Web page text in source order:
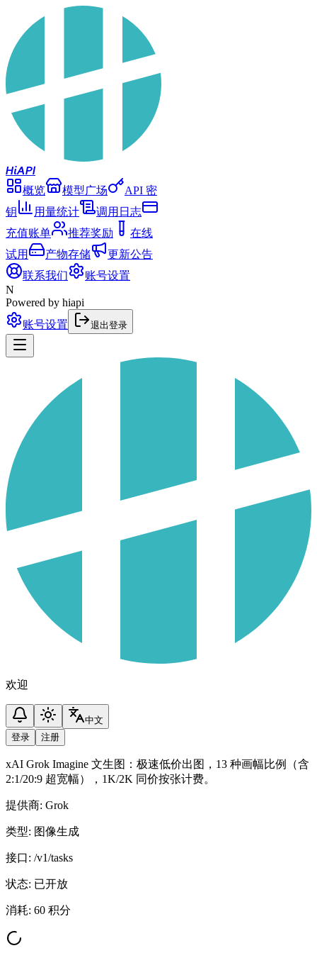
HiAPI
概览 模型广场
API 密
钥
用量统计
调用日志
充值账单
推荐奖励
在线
试用
产物存储
更新公告
联系我们
账号设置
N
Powered by hiapi
账号设置
退出登录
欢迎
中文
登录
注册
xAI Grok Imagine 文生图：极速低价出图，13 种画幅比例（含
2:1/20:9 超宽幅），1K/2K 同价按张计费。
提供商: Grok
类型: 图像生成
接口: /v1/tasks
状态: 已开放
消耗: 60 积分